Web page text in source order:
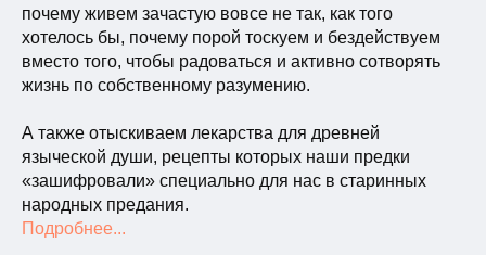
почему живем зачастую вовсе не так, как того
хотелось бы, почему порой тоскуем и бездействуем
вместо того, чтобы радоваться и активно сотворять
жизнь по собственному разумению.
А также отыскиваем лекарства для древней
языческой души, рецепты которых наши предки
«зашифровали» специально для нас в старинных
народных предания.
Подробнее...